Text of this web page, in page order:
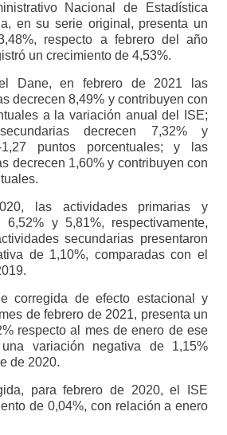
Nacional de Estadística
en su serie original, presenta un
respecto a febrero del año
un crecimiento de 4,53%.
Dane, en febrero de 2021 las
decrecen 8,49% y contribuyen con
a la variación anual del ISE;
decrecen 7,32% y
puntos porcentuales; y las
decrecen 1,60% y contribuyen con
las actividades primarias y
6,52% y 5,81%, respectivamente,
secundarias presentaron
de 1,10%, comparadas con el
corregida de efecto estacional y
de febrero de 2021, presenta un
respecto al mes de enero de ese
variación negativa de 1,15%
de 2020.
para febrero de 2020, el ISE
de 0,04%, con relación a enero